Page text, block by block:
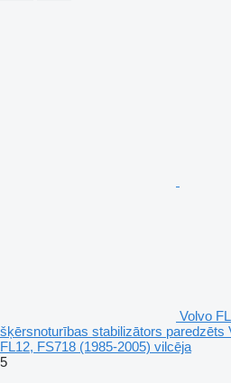
Volvo
šķērsnoturības stabilizātors paredzēts
FL12, FS718 (1985-2005) vilcēja
5